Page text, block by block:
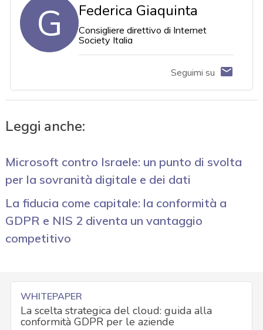
G Federica Giaquinta
Consigliere direttivo di Internet
Society Italia
Seguimi su
Leggi anche:
Microsoft contro Israele: un punto di svolta
per la sovranità digitale e dei dati
La fiducia come capitale: la conformità a
GDPR e NIS 2 diventa un vantaggio
competitivo
WHITEPAPER
La scelta strategica del cloud: guida alla
conformità GDPR per le aziende